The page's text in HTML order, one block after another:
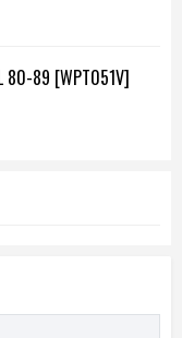
80-89 [WPT051V]